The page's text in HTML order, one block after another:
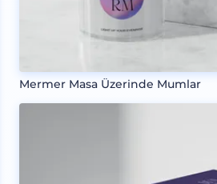
Mermer Masa Üzerinde Mumlar